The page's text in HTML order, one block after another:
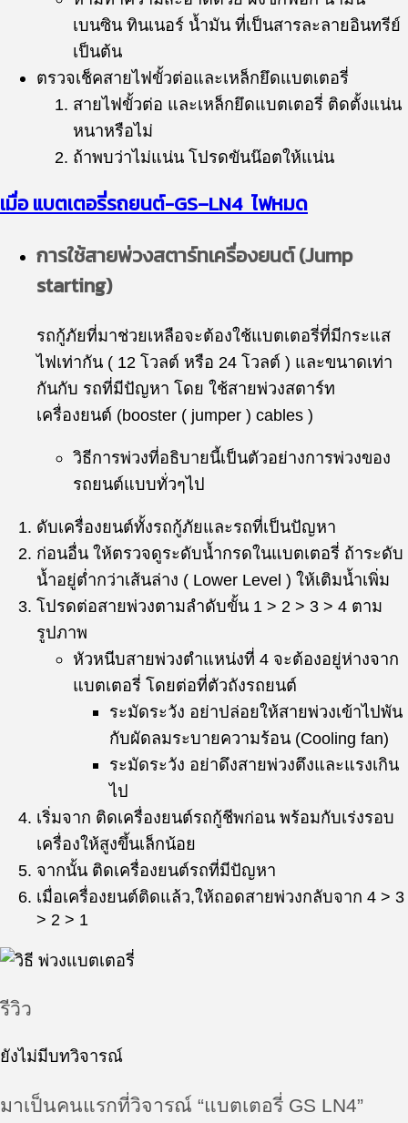
เบนซิน ทินเนอร์ น้ำมัน ที่เป็นสารละลายอินทรีย์
เป็นต้น
ตรวจเช็คสายไฟขั้วต่อและเหล็กยึดแบตเตอรี่
สายไฟขั้วต่อ และเหล็กยึดแบตเตอรี่ ติดตั้งแน่น
หนาหรือไม่
ถ้าพบว่าไม่แน่น โปรดขันน๊อตให้แน่น
เมื่อ แบตเตอรี่รถยนต์-GS–LN4 ไฟหมด
การใช้สายพ่วงสตาร์ทเครื่องยนต์ (Jump
starting)
รถกู้ภัยที่มาช่วยเหลือจะต้องใช้แบตเตอรี่ที่มีกระแส
ไฟเท่ากัน ( 12 โวลต์ หรือ 24 โวลต์ ) และขนาดเท่า
กันกับ รถที่มีปัญหา โดย ใช้สายพ่วงสตาร์ท
เครื่องยนต์ (booster ( jumper ) cables )
วิธีการพ่วงที่อธิบายนี้เป็นตัวอย่างการพ่วงของ
รถยนต์แบบทั่วๆไป
ดับเครื่องยนต์ทั้งรถกู้ภัยและรถที่เป็นปัญหา
ก่อนอื่น ให้ตรวจดูระดับน้ำกรดในแบตเตอรี่ ถ้าระดับ
น้ำอยู่ต่ำกว่าเส้นล่าง ( Lower Level ) ให้เติมน้ำเพิ่ม
โปรดต่อสายพ่วงตามลำดับขั้น 1 > 2 > 3 > 4 ตาม
รูปภาพ
หัวหนีบสายพ่วงตำแหน่งที่ 4 จะต้องอยู่ห่างจาก
แบตเตอรี่ โดยต่อที่ตัวถังรถยนต์
ระมัดระวัง อย่าปล่อยให้สายพ่วงเข้าไปพัน
กับผัดลมระบายความร้อน (Cooling fan)
ระมัดระวัง อย่าดึงสายพ่วงตึงและแรงเกิน
ไป
เริ่มจาก ติดเครื่องยนต์รถกู้ชีพก่อน พร้อมกับเร่งรอบ
เครื่องให้สูงขึ้นเล็กน้อย
จากนั้น ติดเครื่องยนต์รถที่มีปัญหา
เมื่อเครื่องยนต์ติดแล้ว,ให้ถอดสายพ่วงกลับจาก 4 > 3
> 2 > 1
รีวิว
ยังไม่มีบทวิจารณ์
มาเป็นคนแรกที่วิจารณ์ “แบตเตอรี่ GS LN4”